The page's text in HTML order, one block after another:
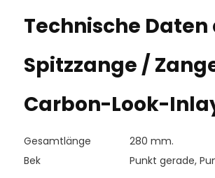
Technische
Spitzzange /
Carbon-Look-
Gesamtlänge
280 mm.
Bek
Punkt gerade,